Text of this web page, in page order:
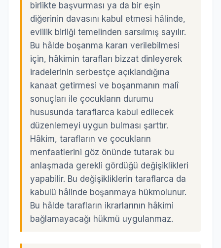
birlikte başvurması ya da bir eşin
diğerinin davasını kabul etmesi hâlinde,
evlilik birliği temelinden sarsılmış sayılır.
Bu hâlde boşanma kararı verilebilmesi
için, hâkimin tarafları bizzat dinleyerek
iradelerinin serbestçe açıklandığına
kanaat getirmesi ve boşanmanın malî
sonuçları ile çocukların durumu
hususunda taraflarca kabul edilecek
düzenlemeyi uygun bulması şarttır.
Hâkim, tarafların ve çocukların
menfaatlerini göz önünde tutarak bu
anlaşmada gerekli gördüğü değişiklikleri
yapabilir. Bu değişikliklerin taraflarca da
kabulü hâlinde boşanmaya hükmolunur.
Bu hâlde tarafların ikrarlarının hâkimi
bağlamayacağı hükmü uygulanmaz.